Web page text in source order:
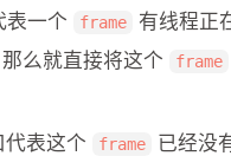
表一个 frame
有线程正
么就直接将这个
frame
代表这个 frame
已经没